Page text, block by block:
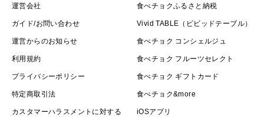
運営会社
ガイド/お問い合わせ
運営からのお知らせ
利用規約
プライバシーポリシー
特定商取引法
カスタマーハラスメントに対する
食べチョクふるさと納税
Vivid TABLE（ビビッドテーブル）
食べチョク コンシェルジュ
食べチョク フルーツセレクト
食べチョク ギフトカード
食べチョク&more
iOSアプリ